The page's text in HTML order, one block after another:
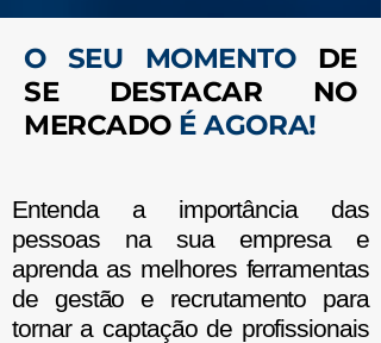
O SEU MOMENTO
DE
SE DESTACAR NO
MERCADO É AGORA!
Entenda a importância das
pessoas na sua empresa e
aprenda as melhores ferramentas
de gestão e recrutamento para
tornar a captação de profissionais